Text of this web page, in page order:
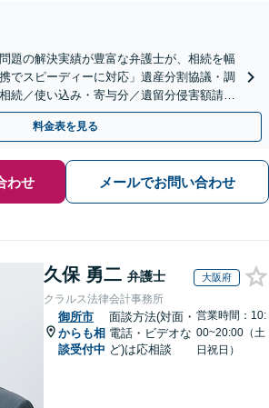
題の解決実績が豊富な弁護士が、相続を幅
でスピーディーに対応」遺産分割協議・調
続／使い込み・寄与分／遺留分侵害額請求
／遺言書作成
料金表を見る
わせ メールでお問い合わせ
久保 勇二 弁護士 大阪府
クラルス法律会計事務所
御所市
からも相
談受付中
面談方法(対面・
電話・ビデオな
ど)は応相談
営業時間：10:
00~20:00（土
日祝日）